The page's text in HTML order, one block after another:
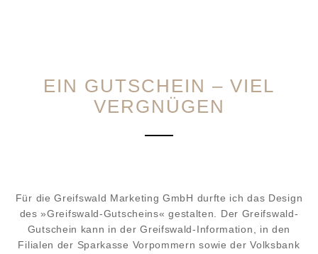
EIN GUTSCHEIN – VIEL
VERGNÜGEN
Für die Greifswald Marketing GmbH durfte ich das Design
des »Greifswald-Gutscheins« gestalten. Der Greifswald-
Gutschein kann in der Greifswald-Information, in den
Filialen der Sparkasse Vorpommern sowie der Volksbank